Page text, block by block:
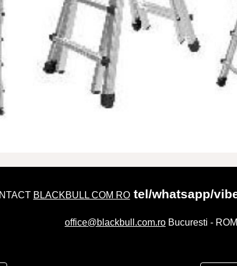
BLACKBULL COM RO tel/whatsapp/
office@blackbull.com.roBucuresti -